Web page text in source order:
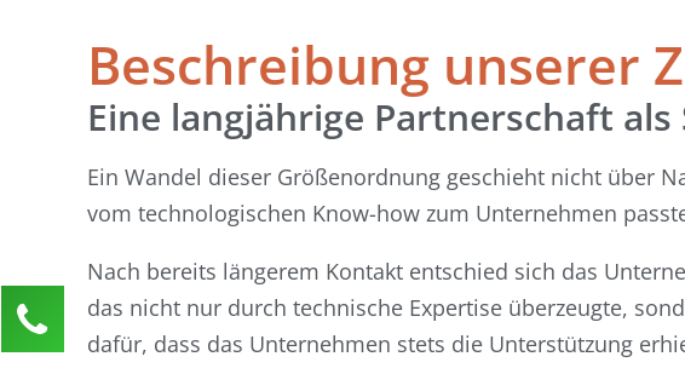
Beschreibung unserer
Eine langjährige Partnerschaft
Ein Wandel dieser Größenordnung geschieht nicht über
vom technologischen Know-how zum Unternehmen
Nach bereits längerem Kontakt entschied sich das
das nicht nur durch technische Expertise überzeugte,
dafür, dass das Unternehmen stets die Unterstützung
Kontaktieren Sie uns!
Nadja Messer